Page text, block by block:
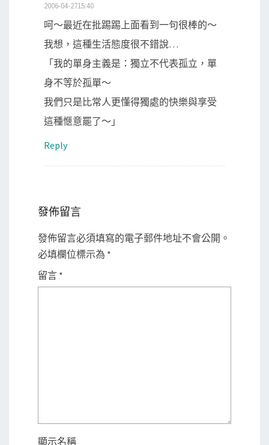
2006-04-2715:40
呵～最近在批踢踢上面看到一句很棒的～
我想，這種生活態度很不錯說…
「我的單身主義是：獨立不代表孤立，單
身不等於孤單～
我們只是比常人更懂得獨處的快樂與享受
這種愜意罷了～」
Reply
發佈留言
發佈留言必須填寫的電子郵件地址不會公開。
必填欄位標示為 *
留言 *
顯示名稱